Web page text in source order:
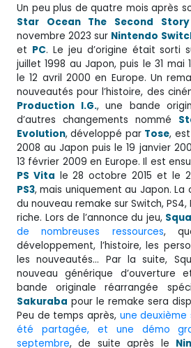
Un peu plus de quatre mois après
Star Ocean The Second
novembre 2023 sur Nintendo
et PC. Le jeu d’origine était sorti
juillet 1998 au Japon, puis le 31 mai
le 12 avril 2000 en Europe. Un
nouveautés pour l’histoire, des
Production I.G., une bande
d’autres changements nommé
Evolution, développé par Tose,
2008 au Japon puis le 19 janvier
13 février 2009 en Europe. Il est
PS Vita le 28 octobre 2015 et le
PS3, mais uniquement au Japon.
du nouveau remake sur Switch,
riche. Lors de l’annonce du jeu,
de nombreuses ressources,
développement, l’histoire, les
les nouveautés… Par la suite,
nouveau générique
bande originale réarrangée
Sakuraba pour le remake sera
Peu de temps après, une
été partagée, et une démo
septembre, de suite après le